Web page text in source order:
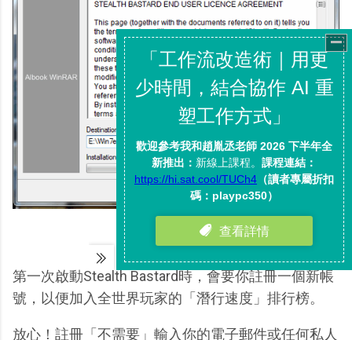
第一次啟動Stealth Bastard時，會要你註冊一個新帳
號，以便加入全世界玩家的「潛行速度」排行榜。
放心！註冊「不需要」輸入你的電子郵件或任何私人